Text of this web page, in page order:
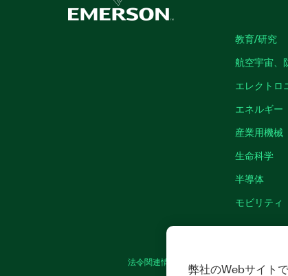
教育/研究
航空宇宙、
エレクトロ
エネルギー
産業用機械
生命科学
半導体
モビリティ
法令関連情報 |IMPRINT
弊社のWebサイト